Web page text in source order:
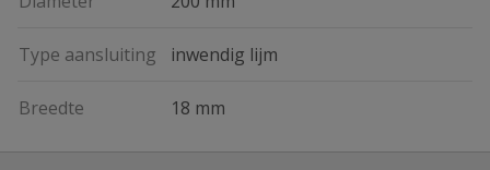
Type aansluiting inwendig lijm
Breedte 18 mm